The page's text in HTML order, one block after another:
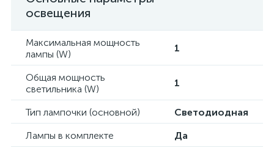
освещения
Максимальная мощность
лампы (W)
1
Общая мощность
светильника (W)
1
Тип лампочки (основной)
Светодиодная
Лампы в комплекте
Да